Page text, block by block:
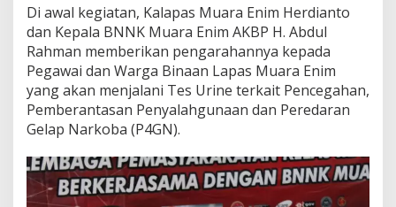
n
a
p
a
s
M
u
a
E
Di awal kegiatan, Kalapas Muara Enim Herdianto
dan Kepala BNNK Muara Enim AKBP H. Abdul
Rahman memberikan pengarahannya kepada
Pegawai dan Warga Binaan Lapas Muara Enim
yang akan menjalani Tes Urine terkait Pencegahan,
Pemberantasan Penyalahgunaan dan Peredaran
Gelap Narkoba (P4GN).